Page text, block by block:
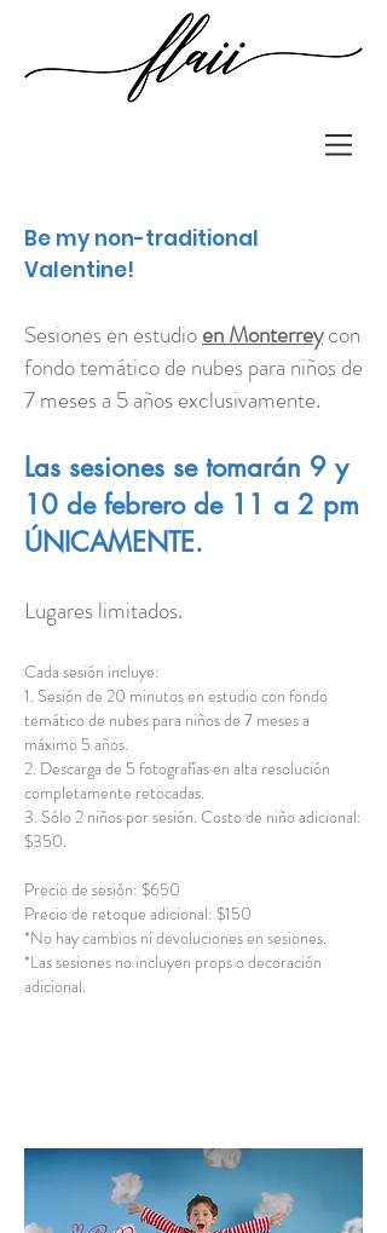
Be my non-traditional
Valentine!
Sesiones en estudioen Monterreycon
fondo temático de nubes para niños de
7 meses a 5 años exclusivamente.
Las sesiones se tomarán 9 y
10 de febrero de 11 a 2 pm
ÚNICAMENTE.
Lugares limitados.
Cada sesión incluye:
1. Sesión de 20 minutos en estudio con fondo
temático de nubes para niños de 7 meses a
máximo 5 años.
2. Descarga de 5 fotografías en alta resolución
completamente retocadas.
3. Sólo 2 niños por sesión. Costo de niño adicional:
$350.
Precio de sesión: $650
Precio de retoque adicional: $150
*No hay cambios ni devoluciones en sesiones.
*Las sesiones no incluyen props o decoración
adicional.